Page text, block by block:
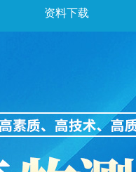
资料下载